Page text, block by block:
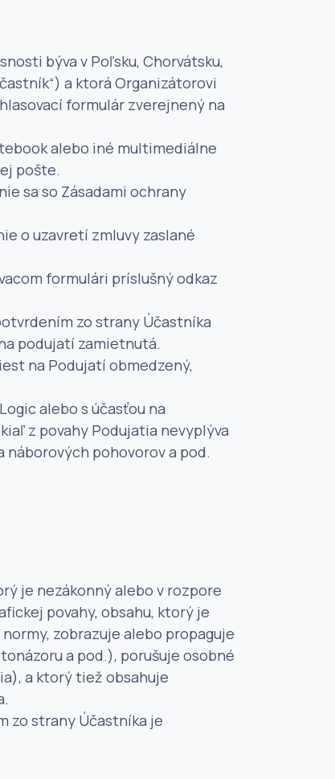
býva v Poľsku, Chorvátsku,
a ktorá Organizátorovi
formulár zverejnený na
alebo iné multimediálne
pošte.
sa so Zásadami ochrany
o uzavretí zmluvy zaslané
formulári príslušný odkaz
zo strany Účastníka
podujatí zamietnutá.
na Podujatí obmedzený,
alebo s účasťou na
z povahy Podujatia nevyplýva
náborových pohovorov a pod.
je nezákonný alebo v rozpore
povahy, obsahu, ktorý je
zobrazuje alebo propaguje
a pod.), porušuje osobné
a ktorý tiež obsahuje
zo strany Účastníka je